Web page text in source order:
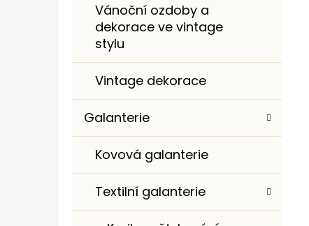
Vánoční ozdoby a
dekorace ve vintage
stylu
Vintage dekorace
Galanterie
Kovová galanterie
Textilní galanterie